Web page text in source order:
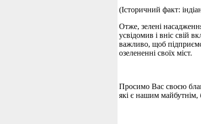
(Історичний факт:
Отже, зелені
усвідомив і вніс свій
важливо, щоб
озелененні своїх міст.
Просимо Вас своєю
які є нашим майбутнім,